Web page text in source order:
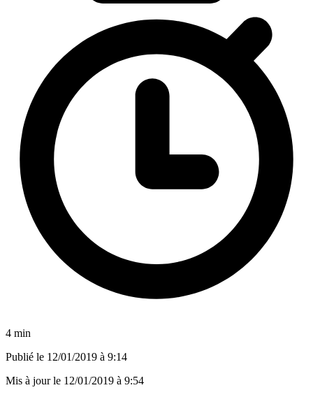
4 min
Publié le 12/01/2019 à 9:14
Mis à jour le 12/01/2019 à 9:54